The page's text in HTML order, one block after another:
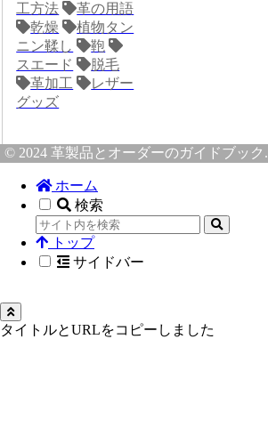
工方法
革の用語
乾燥
植物タン
ニン鞣し
鞄
スエード
脱毛
革加工
レザー
グッズ
© 2024 革製品とオーダーのガイドブック.
ホーム
検索
トップ
サイドバー
タイトルとURLをコピーしました